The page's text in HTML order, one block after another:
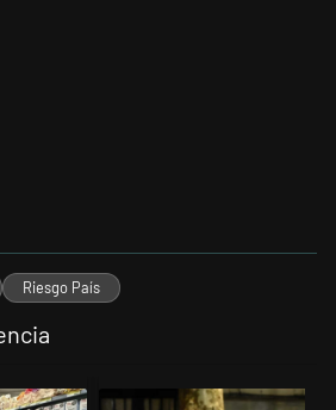
Riesgo País
con el título "Inflación y dólar: cuáles son
Un artículo de tendencia con el